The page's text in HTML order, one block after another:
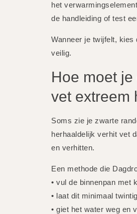
het
de handleiding of test
Wanneer je twijfelt,
veilig.
Hoe moet
vet extreem
Soms zie je zwarte
herhaaldelijk verhit vet
en verhitten.
Een methode die
• vul de binnenpan met
• laat dit minimaal
• giet het water weg en